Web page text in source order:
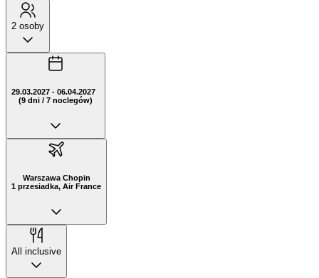
2 osoby
29.03.2027 - 06.04.2027
(9 dni / 7 noclegów)
Warszawa Chopin
1 przesiadka, Air France
All inclusive